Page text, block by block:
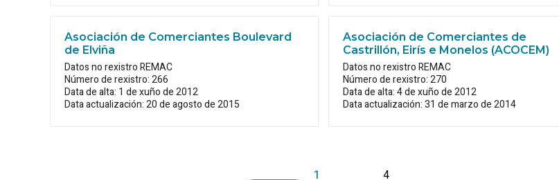
Asociación de Comerciantes Boulevard
de Elviña
Datos no rexistro REMAC
Número de rexistro: 266
Data de alta: 1 de xuño de 2012
Data actualización: 20 de agosto de 2015
Asociación de Comerciantes de
Castrillón, Eirís e Monelos (ACOCEM)
Datos no rexistro REMAC
Número de rexistro: 270
Data de alta: 4 de xuño de 2012
Data actualización: 31 de marzo de 2014
1 4